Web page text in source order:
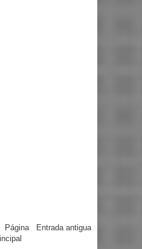
Entrada antigua
Página